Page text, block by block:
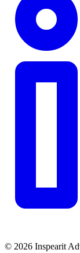
© 2026 Inspearit